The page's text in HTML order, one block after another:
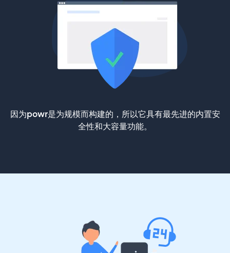
因为powr是为规模而构建的，所以它具有最先进的内置安
全性和大容量功能。